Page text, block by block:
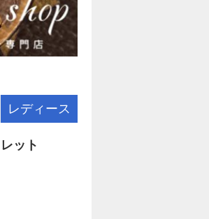
レディース
ット